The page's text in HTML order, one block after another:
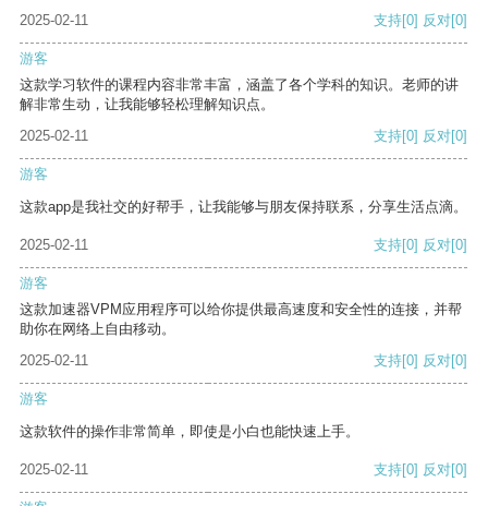
2025-02-11 支持[0] 反对[0]
游客
这款学习软件的课程内容非常丰富，涵盖了各个学科的知识。老师的讲
解非常生动，让我能够轻松理解知识点。
2025-02-11
支持[0] 反对[0]
游客
这款app是我社交的好帮手，让我能够与朋友保持联系，分享生活点滴。
2025-02-11 支持[0] 反对[0]
游客
这款加速器VPM应用程序可以给你提供最高速度和安全性的连接，并帮
助你在网络上自由移动。
2025-02-11
支持[0] 反对[0]
游客
这款软件的操作非常简单，即使是小白也能快速上手。
2025-02-11 支持[0] 反对[0]